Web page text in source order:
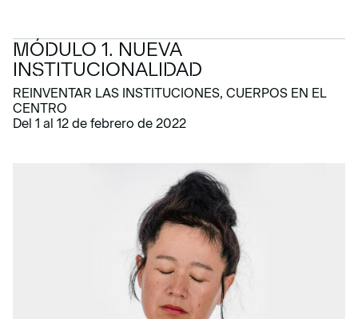
MÓDULO 1. NUEVA
INSTITUCIONALIDAD
REINVENTAR LAS INSTITUCIONES, CUERPOS EN EL
CENTRO
Del 1 al 12 de febrero de 2022